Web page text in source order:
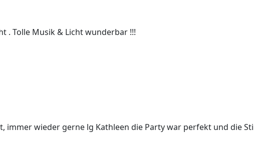
. Tolle Musik & Licht wunderbar !!!
immer wieder gerne lg Kathleen die Party war perfekt und die